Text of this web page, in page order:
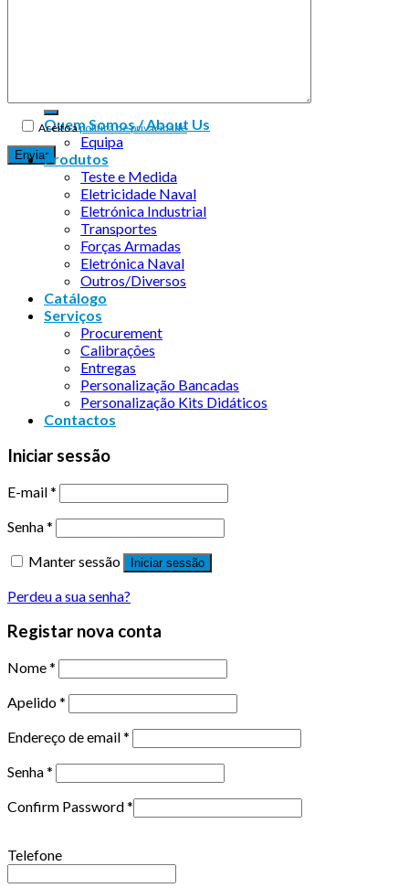
Aceito apolítica de privacidade
Quem Somos / About Us
Equipa
Produtos
Teste e Medida
Eletricidade Naval
Eletrónica Industrial
Transportes
Forças Armadas
Eletrónica Naval
Outros/Diversos
Catálogo
Serviços
Procurement
Calibrações
Entregas
Personalização Bancadas
Personalização Kits Didáticos
Contactos
Iniciar sessão
E-mail*
Senha*
Manter sessão
Iniciar sessão
Perdeu a sua senha?
Registar nova conta
Nome*
Apelido*
Endereço de email*
Senha*
Confirm Password*
Telefone